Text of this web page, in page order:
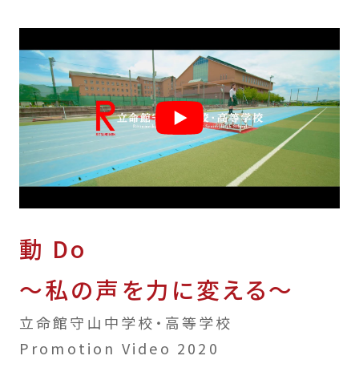
動 Do
〜私の声を力に変える〜
立命館守山中学校・高等学校
Promotion Video 2020